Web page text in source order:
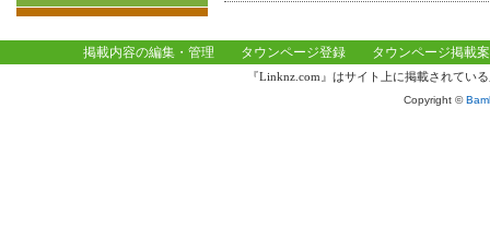
掲載内容の編集・管理 タウンページ登録 タウンページ掲載
『Linknz.com』はサイト上に掲載されてい
Copyright ©